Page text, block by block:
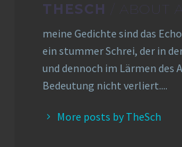
THESCH / ABOUT
meine Gedichte sind das
ein stummer Schrei, der in
und dennoch im Lärmen des
Bedeutung nicht verliert....
More posts by TheSch